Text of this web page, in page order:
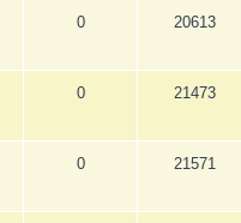
0 20613
0 21473
0 21571